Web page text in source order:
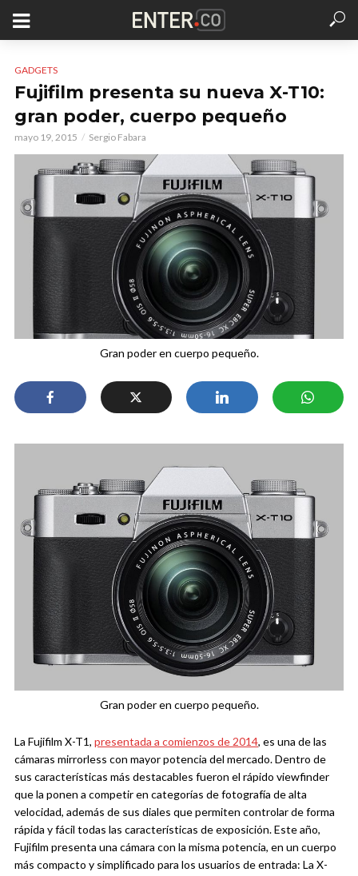
GADGETS
Fujifilm presenta su nueva X-T10:
gran poder, cuerpo pequeño
mayo 19, 2015 Sergio Fabara
Gran poder en cuerpo pequeño.
Gran poder en cuerpo pequeño.
La Fujifilm X-T1, presentada a comienzos de 2014, es una de las
cámaras mirrorless con mayor potencia del mercado. Dentro de
sus características más destacables fueron el rápido viewfinder
que la ponen a competir en categorías de fotografía de alta
velocidad, además de sus diales que permiten controlar de forma
rápida y fácil todas las características de exposición. Este año,
Fujifilm presenta una cámara con la misma potencia, en un cuerpo
más compacto y simplificado para los usuarios de entrada: La X-